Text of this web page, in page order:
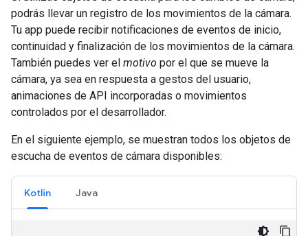
podrás llevar un registro de los movimientos de la cámara.
Tu app puede recibir notificaciones de eventos de inicio,
continuidad y finalización de los movimientos de la cámara.
También puedes ver el motivo por el que se mueve la
cámara, ya sea en respuesta a gestos del usuario,
animaciones de API incorporadas o movimientos
controlados por el desarrollador.
En el siguiente ejemplo, se muestran todos los objetos de
escucha de eventos de cámara disponibles:
Kotlin Java